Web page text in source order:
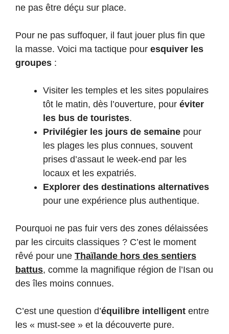
ne pas être déçu sur place.
Pour ne pas suffoquer, il faut jouer plus fin que
la masse. Voici ma tactique pour esquiver les
groupes :
Visiter les temples et les sites populaires
tôt le matin, dès l’ouverture, pour éviter
les bus de touristes.
Privilégier les jours de semaine pour
les plages les plus connues, souvent
prises d’assaut le week-end par les
locaux et les expatriés.
Explorer des destinations alternatives
pour une expérience plus authentique.
Pourquoi ne pas fuir vers des zones délaissées
par les circuits classiques ? C’est le moment
rêvé pour une Thaïlande hors des sentiers
battus, comme la magnifique région de l’Isan ou
des îles moins connues.
C’est une question d’équilibre intelligent entre
les « must-see » et la découverte pure.